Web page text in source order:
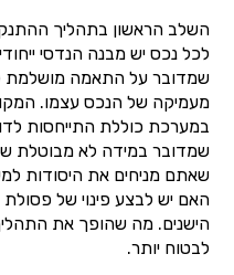
השלב הראשון בתהליך
לכל נכס יש מבנה הנדסי
שמדובר על התאמה מושלמת
מעמיקה של הנכס עצמו.
במערכת כוללת התייחסות
שמדובר במידה לא מבוטלת
שאתם מניחים את היסודות
האם יש לבצע פינוי של
הישנים. מה שהופך את
לבטוח יותר.